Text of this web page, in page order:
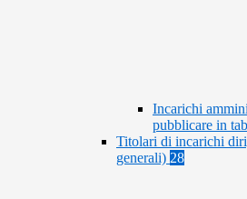
Incarichi
pubblicare in
Titolari di incarichi
generali) 28